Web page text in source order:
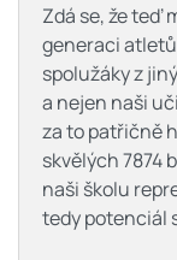
Zdá se, že teď
generaci
spolužáky z
a nejen naši
za to patřičně
skvělých 7874
naši školu
tedy potenciál